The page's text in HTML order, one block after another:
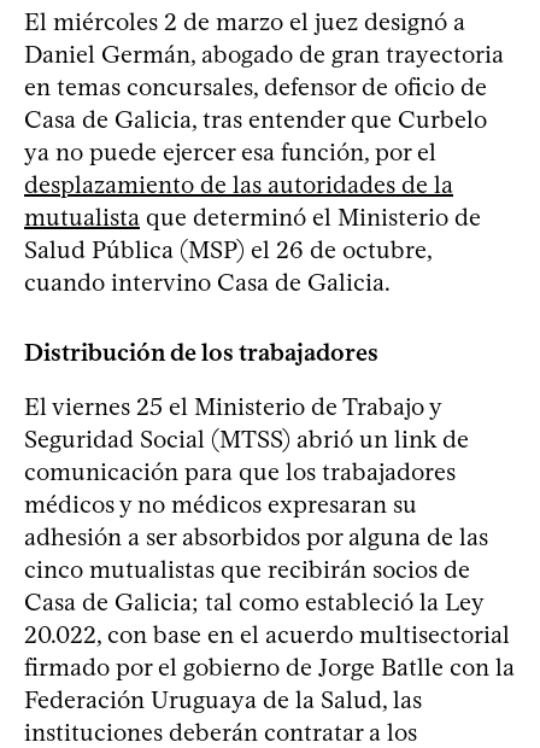
El miércoles 2 de marzo el juez designó a
Daniel Germán, abogado de gran trayectoria
en temas concursales, defensor de oficio de
Casa de Galicia, tras entender que Curbelo
ya no puede ejercer esa función, por el
desplazamiento de las autoridades de la
mutualista que determinó el Ministerio de
Salud Pública (MSP) el 26 de octubre,
cuando intervino Casa de Galicia.
Distribución de los trabajadores
El viernes 25 el Ministerio de Trabajo y
Seguridad Social (MTSS) abrió un link de
comunicación para que los trabajadores
médicos y no médicos expresaran su
adhesión a ser absorbidos por alguna de las
cinco mutualistas que recibirán socios de
Casa de Galicia; tal como estableció la Ley
20.022, con base en el acuerdo multisectorial
firmado por el gobierno de Jorge Batlle con la
Federación Uruguaya de la Salud, las
instituciones deberán contratar a los